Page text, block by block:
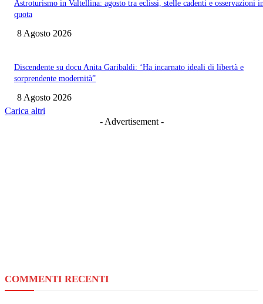
Astroturismo in Valtellina: agosto tra eclissi, stelle cadenti e osservazioni
quota
8 Agosto 2026
Discendente su docu Anita Garibaldi: ‘Ha incarnato ideali di libertà e
sorprendente modernità”
8 Agosto 2026
Carica altri
- Advertisement -
COMMENTI RECENTI